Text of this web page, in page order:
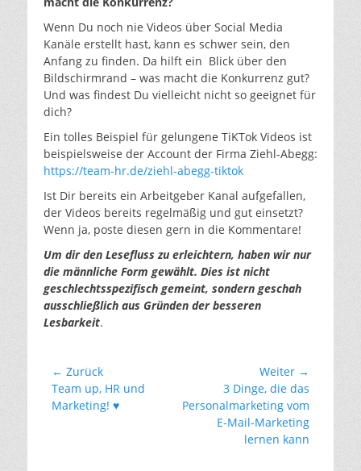
Wenn Du noch nie Videos über Social Media
Kanäle erstellt hast, kann es schwer sein, den
Anfang zu finden. Da hilft ein Blick über den
Bildschirmrand – was macht die Konkurrenz gut?
Und was findest Du vielleicht nicht so geeignet für
dich?
Ein tolles Beispiel für gelungene TiKTok Videos ist
beispielsweise der Account der Firma Ziehl-Abegg:
https://team-hr.de/ziehl-abegg-tiktok
Ist Dir bereits ein Arbeitgeber Kanal aufgefallen,
der Videos bereits regelmäßig und gut einsetzt?
Wenn ja, poste diesen gern in die Kommentare!
Um dir den Lesefluss zu erleichtern, haben wir nur
die männliche Form gewählt. Dies ist nicht
geschlechtsspezifisch gemeint, sondern geschah
ausschließlich aus Gründen der besseren
Lesbarkeit.
Beitragsnavigation
← Zurück
Vorheriger
Beitrag:
Team up, HR und
Marketing! ♥️
Weiter →
Nächster
Beitrag:
3 Dinge, die das
Personalmarketing vom
E-Mail-Marketing
lernen kann